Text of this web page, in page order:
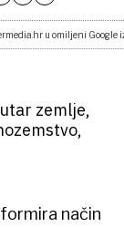
u omiljeni Google
zemlje,
način